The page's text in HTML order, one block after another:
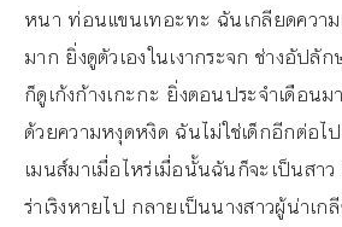
หนา ท่อนแขนเทอะทะ ฉันเกลียดควา
มาก ยิ่งดูตัวเองในเงากระจก ช่างอัปลั
ก็ดูเก้งก้างเกะกะ ยิ่งตอนประจำเดือน
ด้วยความหงุดหงิด ฉันไม่ใช่เด็กอีกต่อ
เมนส์มาเมื่อไหร่เมื่อนั้นฉันก็จะเป็นสา
ร่าเริงหายไป กลายเป็นนางสาวผู้น่าเ